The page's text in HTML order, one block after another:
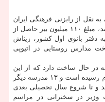
نقل از رایزنی فرهنگی ایران
در اتیوپی، نخست وزیر دکتر ابی احمد، مبلغ ۱۱۰ میلیون بیر حاصل از
دفتر بانوی اول کشور، زیناش
مدارس روستایی در اتیوپی
اول هم اکنون ۲۰ مدرسه در حال ساخت دارد که از این
تعداد هفت مدرسه هم اکنون به اتمام رسیده است و ۱۳ مدرسه دیگر
هستند و تا شروع سال تحصیلی بعدی
در سخنرانی در مراسم